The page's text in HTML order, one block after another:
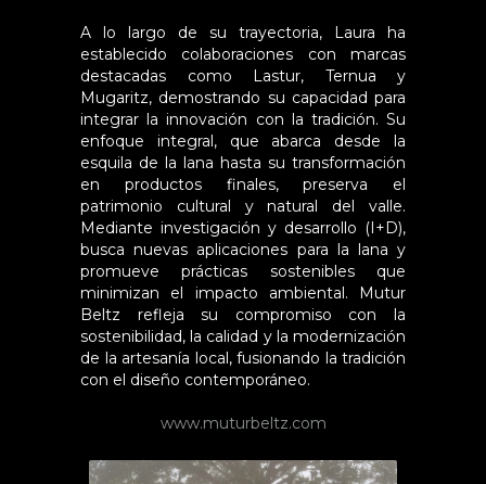
A lo largo de su trayectoria, Laura ha
establecido colaboraciones con marcas
destacadas como Lastur, Ternua y
Mugaritz, demostrando su capacidad para
integrar la innovación con la tradición. Su
enfoque integral, que abarca desde la
esquila de la lana hasta su transformación
en productos finales, preserva el
patrimonio cultural y natural del valle.
Mediante investigación y desarrollo (I+D),
busca nuevas aplicaciones para la lana y
promueve prácticas sostenibles que
minimizan el impacto ambiental. Mutur
Beltz refleja su compromiso con la
sostenibilidad, la calidad y la modernización
de la artesanía local, fusionando la tradición
con el diseño contemporáneo.
www.muturbeltz.com